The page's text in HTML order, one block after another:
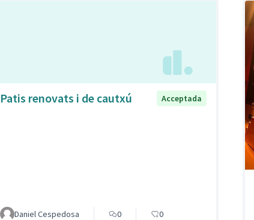
Patis renovats i de cautxú Acceptada
Daniel Cespedosa 0 0